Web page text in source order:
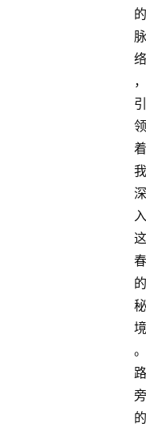
的
脉
络
，
引
领
着
我
深
入
这
春
的
秘
境
。
路
旁
的